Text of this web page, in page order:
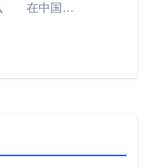
么 在中国…